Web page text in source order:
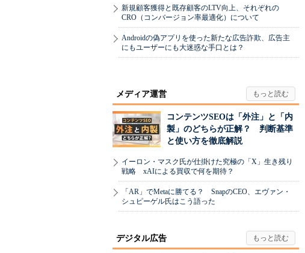
新規顧客獲得と既存顧客のLTV向上、それぞれの
CRO（コンバージョン率最適化）について
Androidの偽アプリを使った新たな広告詐欺、広告主
にもユーザーにも大迷惑な手口とは？
メディア運営
コンテンツSEOは「外注」と「内
製」のどちらが正解？ 判断基準
と使い方を徹底解説
イーロン・マスク氏が仕掛けた究極の「X」生き残り
戦略 xAIによる買収で何を期待？
「AR」でMetaに勝てる？ SnapのCEO、エヴァン・
シュピーゲル氏はこう語った
デジタル広告